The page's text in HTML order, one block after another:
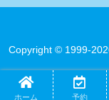
Copyright © 1999-
ホーム 予約